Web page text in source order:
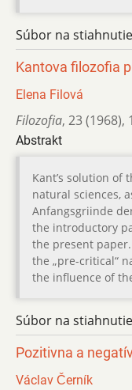
Súbor na
Kantova filozofia
Elena Filová
Filozofia, 23 (1968), 1
Abstrakt
Kant’s solution of
natural sciences,
Anfangsgriinde
the introductory
the present
the „pre-critical“
the influence of
Súbor na
Pozitivna a
Václav Černík